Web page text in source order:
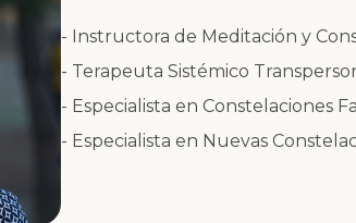
- Instructora de Meditación y
- Terapeuta Sistémico
- Especialista en Constelaciones
- Especialista en Nuevas